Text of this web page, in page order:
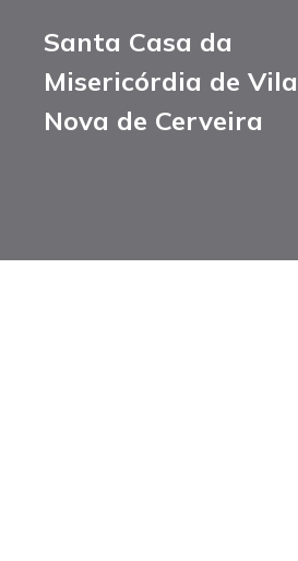
Santa Casa da
Misericórdia de Vila
Nova de Cerveira